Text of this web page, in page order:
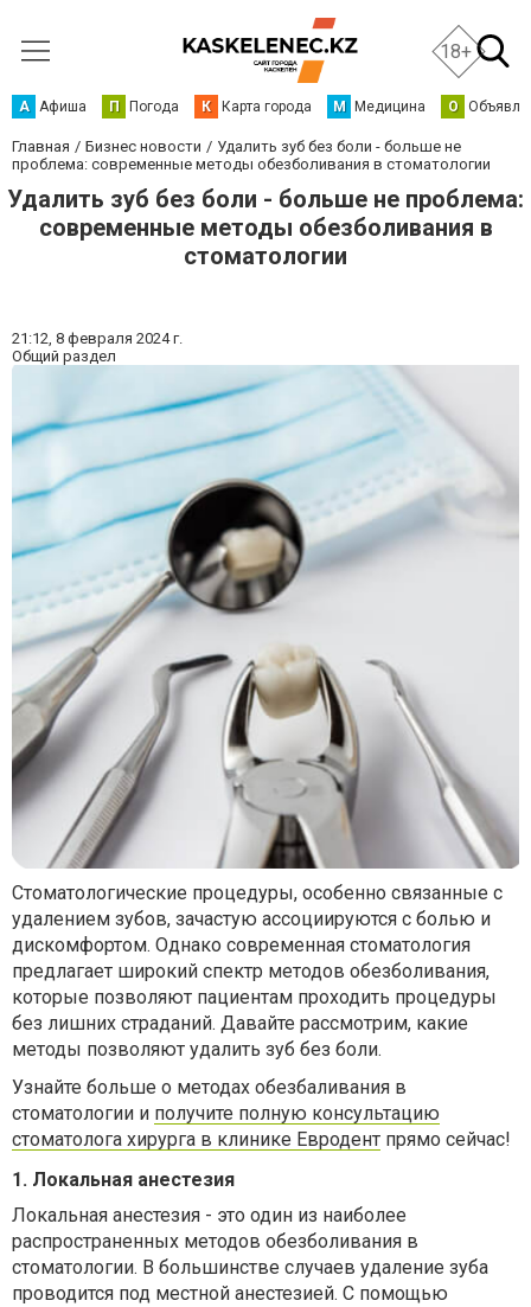
18+
А Афиша П Погода К Карта города М Медицина О
Главная Бизнес новости
Удалить зуб без боли - больше не
проблема: современные методы обезболивания в стоматологии
Удалить зуб без боли - больше не проблема:
современные методы обезболивания в
стоматологии
21:12, 8 февраля 2024 г.
Общий раздел
Стоматологические процедуры, особенно связанные с
удалением зубов, зачастую ассоциируются с болью и
дискомфортом. Однако современная стоматология
предлагает широкий спектр методов обезболивания,
которые позволяют пациентам проходить процедуры
без лишних страданий. Давайте рассмотрим, какие
методы позволяют удалить зуб без боли.
Узнайте больше о методах обезбаливания в
стоматологии и получите полную консультацию
стоматолога хирурга в клинике Евродент прямо сейчас!
1. Локальная анестезия
Локальная анестезия - это один из наиболее
распространенных методов обезболивания в
стоматологии. В большинстве случаев удаление зуба
проводится под местной анестезией. С помощью